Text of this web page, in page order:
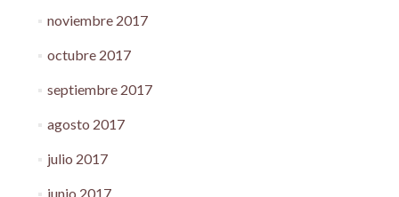
noviembre 2017
octubre 2017
septiembre 2017
agosto 2017
julio 2017
junio 2017